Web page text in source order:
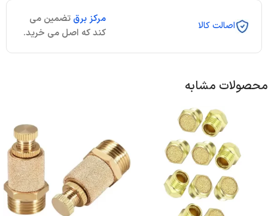
اصالت کالا
مرکز برق تضمین می
کند که اصل می خرید.
محصولات مشابه